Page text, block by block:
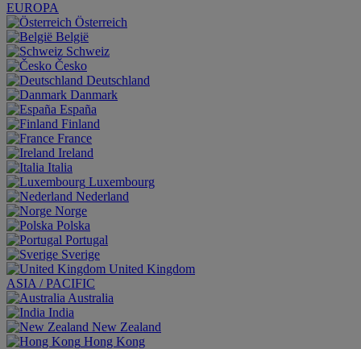
EUROPA
Österreich
België
Schweiz
Česko
Deutschland
Danmark
España
Finland
France
Ireland
Italia
Luxembourg
Nederland
Norge
Polska
Portugal
Sverige
United Kingdom
ASIA / PACIFIC
Australia
India
New Zealand
Hong Kong